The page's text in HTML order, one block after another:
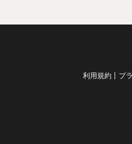
利用規約 プ